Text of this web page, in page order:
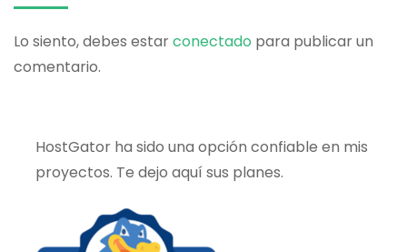
Lo siento, debes estarconectado para publicar un
comentario.
HostGator ha sido una opción confiable en mis
proyectos. Te dejo aquí sus planes.